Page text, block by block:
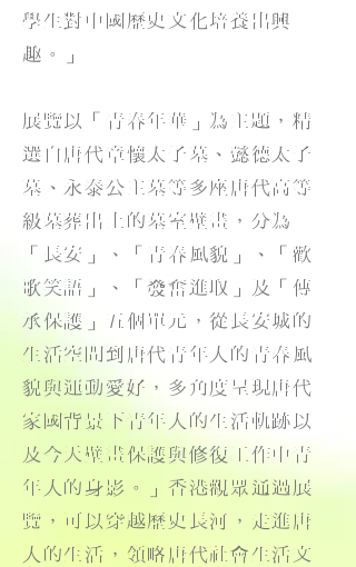
學生對中國歷史文化培養出興
趣。」
展覽以「青春年華」為主題，精
選自唐代章懷太子墓、懿德太子
墓、永泰公主墓等多座唐代高等
級墓葬出土的墓室壁畫，分為
「長安」、「青春風貌」、「歡
歌笑語」、「發奮進取」及「傳
承保護」五個單元，從長安城的
生活空間到唐代青年人的青春風
貌與運動愛好，多角度呈現唐代
家國背景下青年人的生活軌跡以
及今天壁畫保護與修復工作中青
年人的身影。」香港觀眾通過展
覽，可以穿越歷史長河，走進唐
人的生活，領略唐代社會生活文